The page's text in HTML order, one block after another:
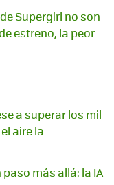
Supergirl no son
estreno, la peor
a superar los mil
aire la
más allá: la IA